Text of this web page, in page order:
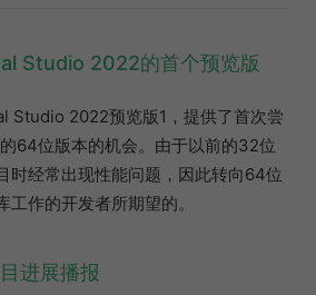
Studio 2022的首个预览版
Studio 2022预览版1，提供了首次尝
64位版本的机会。由于以前的32位
时经常出现性能问题，因此转向64位
作的开发者所期望的。
进展播报